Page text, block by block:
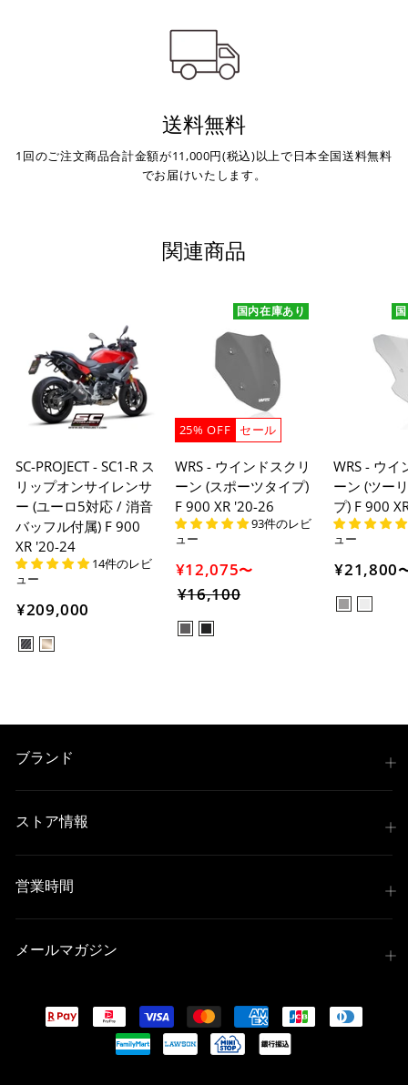
送料無料
1回のご注文商品合計金額が11,000円(税込)以上で日本全国送料無料
でお届けいたします。
関連商品
SC-PROJECT - SC1-R ス
リップオンサイレンサ
ー (ユーロ5対応 / 消音
バッフル付属) F 900
XR '20-24
14件のレビ
ュー
¥209,000
25% OFF セール
国内在庫あり
WRS - ウインドスクリ
ーン (スポーツタイプ)
F 900 XR '20-26
93件のレビ
ュー
¥12,075〜
¥16,100セ
WRS - ウイ
ーン (ツー
プ) F 900
ュー
¥21,800
ブランド
ストア情報
営業時間
メールマガジン